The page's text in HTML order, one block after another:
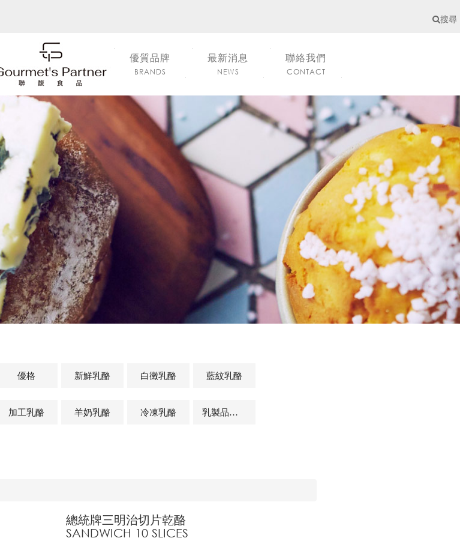
搜尋
優質品牌
BRANDS
最新消息
NEWS
聯絡我們
CONTACT
優格 新鮮乳酪 白黴乳酪 藍紋乳酪
加工乳酪 羊奶乳酪 冷凍乳酪 乳製品及其他相關商品
總統牌三明治切片乾酪
SANDWICH 10 SLICES